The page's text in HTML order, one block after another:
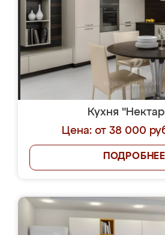
Кухня
Цена: от 38 000
ПОДРОБНЕЕ